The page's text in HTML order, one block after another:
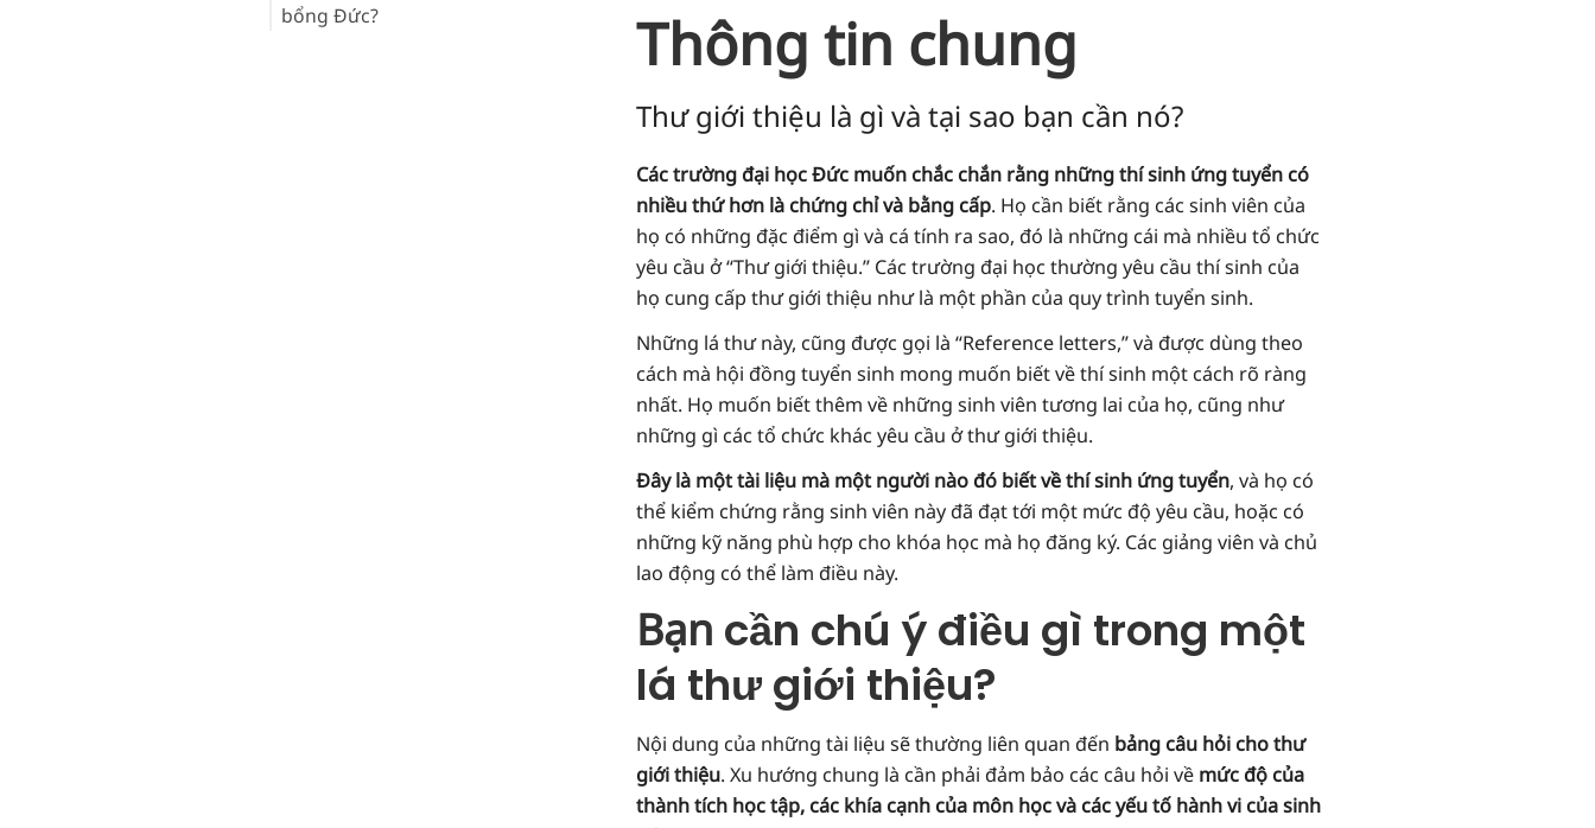
bổng Đức?
Thông tin chung
Thư giới thiệu là gì và tại sao bạn cần nó?
Các trường đại học Đức muốn chắc chắn rằng những thí sinh ứng tuyển có
nhiều thứ hơn là chứng chỉ và bằng cấp. Họ cần biết rằng các sinh viên của
họ có những đặc điểm gì và cá tính ra sao, đó là những cái mà nhiều tổ chức
yêu cầu ở “Thư giới thiệu.” Các trường đại học thường yêu cầu thí sinh của
họ cung cấp thư giới thiệu như là một phần của quy trình tuyển sinh.
Những lá thư này, cũng được gọi là “Reference letters,” và được dùng theo
cách mà hội đồng tuyển sinh mong muốn biết về thí sinh một cách rõ ràng
nhất. Họ muốn biết thêm về những sinh viên tương lai của họ, cũng như
những gì các tổ chức khác yêu cầu ở thư giới thiệu.
Đây là một tài liệu mà một người nào đó biết về thí sinh ứng tuyển, và họ có
thể kiểm chứng rằng sinh viên này đã đạt tới một mức độ yêu cầu, hoặc có
những kỹ năng phù hợp cho khóa học mà họ đăng ký. Các giảng viên và chủ
lao động có thể làm điều này.
Bạn cần chú ý điều gì trong một
lá thư giới thiệu?
Nội dung của những tài liệu sẽ thường liên quan đến bảng câu hỏi cho thư
giới thiệu. Xu hướng chung là cần phải đảm bảo các câu hỏi về mức độ của
thành tích học tập, các khía cạnh của môn học và các yếu tố hành vi của sinh